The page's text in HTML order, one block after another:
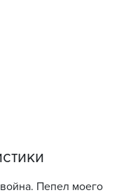
Пепел моего